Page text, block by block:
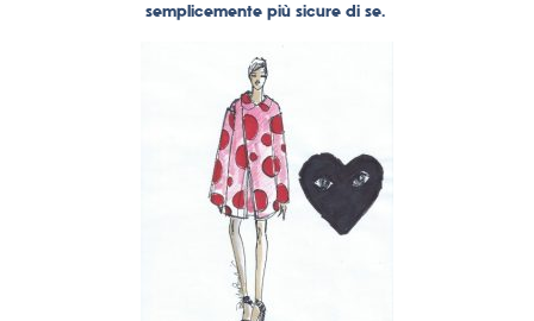
semplicemente più sicure di se.